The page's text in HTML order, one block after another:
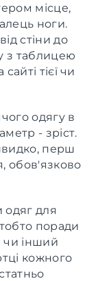
місце,
ноги.
стіни до
з таблицею
тієї чи
одягу в
- зріст.
перш
обов'язково
одяг для
поради
чи інший
кожного